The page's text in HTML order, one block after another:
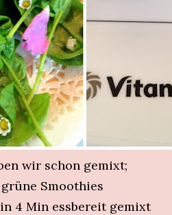
wir schon gemixt;
Smoothies
4 Min essbereit gemixt